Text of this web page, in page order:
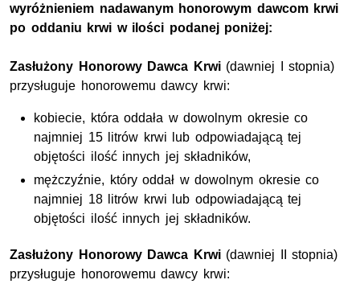
wyróżnieniem nadawanym honorowym dawcom krwi
po oddaniu krwi w ilości podanej poniżej:
Zasłużony Honorowy Dawca Krwi(dawniej I stopnia)
przysługuje honorowemu dawcy krwi:
kobiecie, która oddała w dowolnym okresie co
najmniej 15 litrów krwi lub odpowiadającą tej
objętości ilość innych jej składników,
mężczyźnie, który oddał w dowolnym okresie co
najmniej 18 litrów krwi lub odpowiadającą tej
objętości ilość innych jej składników.
Zasłużony Honorowy Dawca Krwi(dawniej II stopnia)
przysługuje honorowemu dawcy krwi: